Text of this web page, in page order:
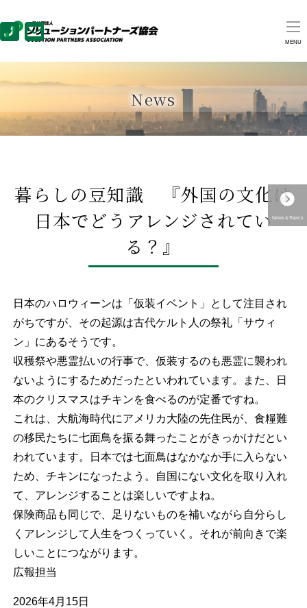
MENU
News
暮らしの豆知識 『外国の文化は
日本でどうアレンジされてい
る？』
日本のハロウィーンは「仮装イベント」として注目され
がちですが、その起源は古代ケルト人の祭礼「サウィ
ン」にあるそうです。
収穫祭や悪霊払いの行事で、仮装するのも悪霊に襲われ
ないようにするためだったといわれています。また、日
本のクリスマスはチキンを食べるのが定番ですね。
これは、大航海時代にアメリカ大陸の先住民が、食糧難
の移民たちに七面鳥を振る舞ったことがきっかけだとい
われています。日本では七面鳥はなかなか手に入らない
ため、チキンになったよう。自国にない文化を取り入れ
て、アレンジすることは楽しいですよね。
保険商品も同じで、足りないものを補いながら自分らし
くアレンジして人生をつくっていく。それが前向きで楽
しいことにつながります。
広報担当
2026年4月15日
News＆Topics